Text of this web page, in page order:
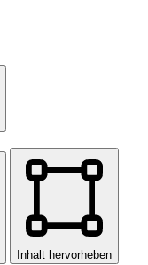
Inhalt hervorheben